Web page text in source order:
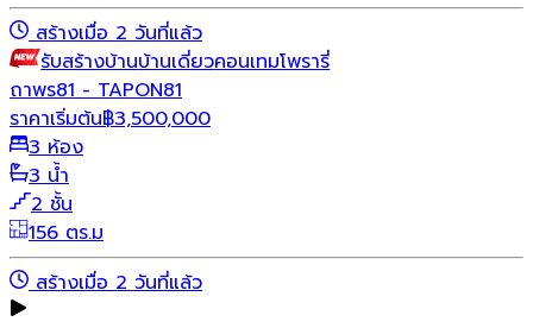
สร้างเมื่อ 2 วันที่แล้ว
รับสร้างบ้านบ้านเดี่ยวคอนเทมโพรารี่
ถาพร81 - TAPON81
ราคาเริ่มต้น฿3,500,000
3 ห้อง
3 น้ำ
2 ชั้น
156 ตร.ม
สร้างเมื่อ 2 วันที่แล้ว